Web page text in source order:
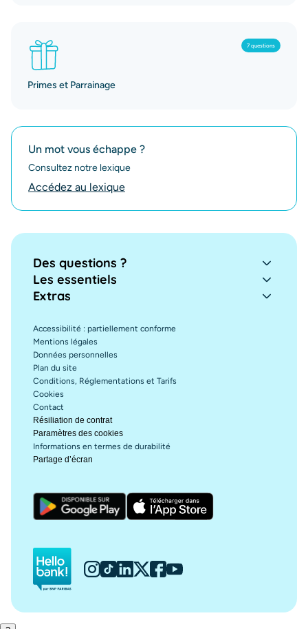
7 questions
Primes et Parrainage
Un mot vous échappe ?
Consultez notre lexique
Accédez au lexique
Des questions ?
Les essentiels
Extras
Accessibilité : partiellement conforme
Mentions légales
Données personnelles
Plan du site
Conditions, Réglementations et Tarifs
Cookies
Contact
Résiliation de contrat
Paramètres des cookies
Informations en termes de durabilité
Partage d’écran